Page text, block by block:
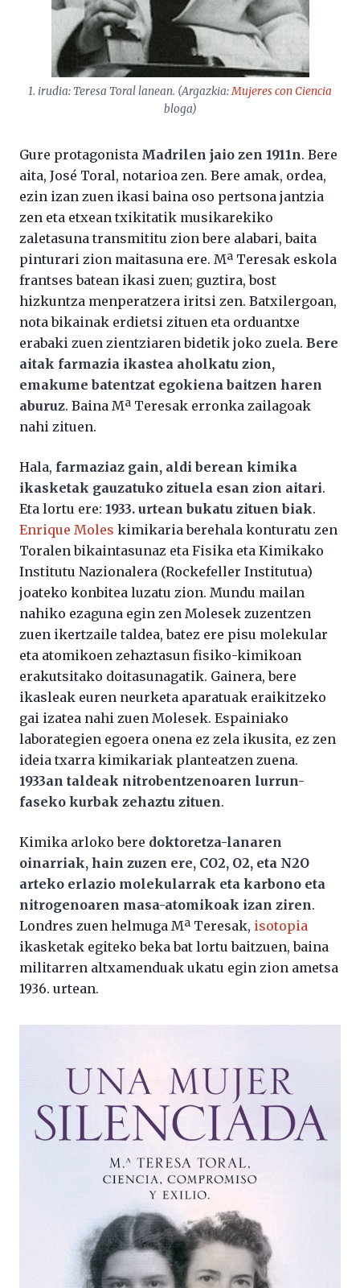
1. irudia: Teresa Toral lanean. (Argazkia:Mujeres con Ciencia
bloga)
Gure protagonista Madrilen jaio zen 1911n. Bere
aita, José Toral, notarioa zen. Bere amak, ordea,
ezin izan zuen ikasi baina oso pertsona jantzia
zen eta etxean txikitatik musikarekiko
zaletasuna transmititu zion bere alabari, baita
pinturari zion maitasuna ere. Mª Teresak eskola
frantses batean ikasi zuen; guztira, bost
hizkuntza menperatzera iritsi zen. Batxilergoan,
nota bikainak erdietsi zituen eta orduantxe
erabaki zuen zientziaren bidetik joko zuela. Bere
aitak farmazia ikastea aholkatu zion,
emakume batentzat egokiena baitzen haren
aburuz. Baina Mª Teresak erronka zailagoak
nahi zituen.
Hala, farmaziaz gain, aldi berean kimika
ikasketak gauzatuko zituela esan zion aitari.
Eta lortu ere: 1933. urtean bukatu zituen biak.
Enrique Moles kimikaria berehala konturatu zen
Toralen bikaintasunaz eta Fisika eta Kimikako
Institutu Nazionalera (Rockefeller Institutua)
joateko konbitea luzatu zion. Mundu mailan
nahiko ezaguna egin zen Molesek zuzentzen
zuen ikertzaile taldea, batez ere pisu molekular
eta atomikoen zehaztasun fisiko-kimikoan
erakutsitako doitasunagatik. Gainera, bere
ikasleak euren neurketa aparatuak eraikitzeko
gai izatea nahi zuen Molesek. Espainiako
laborategien egoera onena ez zela ikusita, ez zen
ideia txarra kimikariak planteatzen zuena.
1933an taldeak nitrobentzenoaren lurrun-
faseko kurbak zehaztu zituen.
Kimika arloko bere doktoretza-lanaren
oinarriak, hain zuzen ere, CO2, O2, eta N2O
arteko erlazio molekularrak eta karbono eta
nitrogenoaren masa-atomikoak izan ziren.
Londres zuen helmuga Mª Teresak, isotopia
ikasketak egiteko beka bat lortu baitzuen, baina
militarren altxamenduak ukatu egin zion ametsa
1936. urtean.